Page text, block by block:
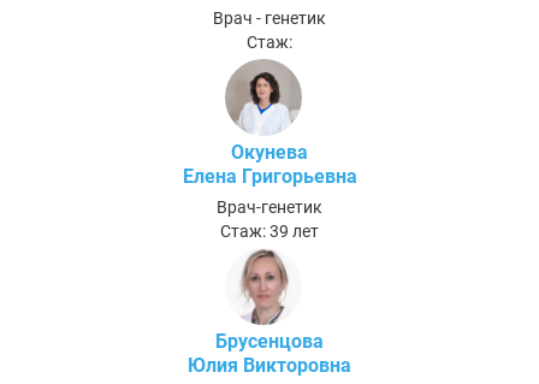
Врач - генетик
Стаж:
Окунева
Елена Григорьевна
Врач-генетик
Стаж: 39 лет
Брусенцова
Юлия Викторовна